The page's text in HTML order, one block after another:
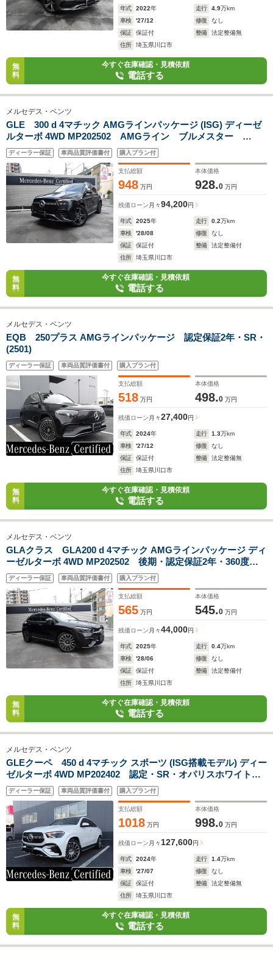
年式 2022年 走行 4.9万km
車検
'27/12 修復
なし
保証
保証付 整備
法定整備無
住所
埼玉県川口市
無
料
今すぐ在庫確認・見積依頼
電話する
メルセデス・ベンツ
GLE 300 d 4マチック AMGラインパッケージ (ISG) ディーゼ
ルターボ 4WD MP202502 AMGライン ブルメスター
MBUXARナビ S/R
ディーラー保証 車両品質評価書付 購入プラン付
支払総額
948 万円
本体価格
928.0 万円
残価ローン 月々94,200円
年式 2025年 走行 0.2万km
車検
'28/08 修復
なし
保証
保証付 整備
法定整備付
住所
埼玉県川口市
無
料
今すぐ在庫確認・見積依頼
電話する
メルセデス・ベンツ
EQB 250プラス AMGラインパッケージ 認定保証2年・SR・
(2501)
ディーラー保証 車両品質評価書付 購入プラン付
支払総額
518 万円
本体価格
498.0 万円
残価ローン 月々27,400円
年式 2024年 走行 1.3万km
車検
'27/12 修復
なし
保証
保証付 整備
法定整備無
住所
埼玉県川口市
無
料
今すぐ在庫確認・見積依頼
電話する
メルセデス・ベンツ
GLAクラス GLA200 d 4マチック AMGラインパッケージ ディ
ーゼルターボ 4WD MP202502 後期・認定保証2年・360度カ
メラ・コスモスブラック・フットトランクオープナー・アンビ
エントライト・(2502)
ディーラー保証 車両品質評価書付 購入プラン付
支払総額
565 万円
本体価格
545.0 万円
残価ローン 月々44,000円
年式 2025年 走行 0.4万km
車検
'28/06 修復
なし
保証
保証付 整備
法定整備付
住所
埼玉県川口市
無
料
今すぐ在庫確認・見積依頼
電話する
メルセデス・ベンツ
GLEクーペ 450 d 4マチック スポーツ (ISG搭載モデル) ディー
ゼルターボ 4WD MP202402 認定・SR・オパリスホワイト・
(2402)
ディーラー保証 車両品質評価書付 購入プラン付
支払総額
1018 万円
本体価格
998.0 万円
残価ローン 月々 127,600円
年式 2024年 走行 1.4万km
車検
'27/07 修復
なし
保証
保証付 整備
法定整備無
住所
埼玉県川口市
無
料
今すぐ在庫確認・見積依頼
電話する